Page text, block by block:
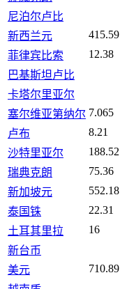
尼泊尔卢比
新西兰元
415.59
菲律宾比索
12.38
巴基斯坦卢比
卡塔尔里亚尔
塞尔维亚第纳尔 7.065
卢布
8.21
沙特里亚尔
188.52
瑞典克朗
75.36
新加坡元
552.18
泰国铢
22.31
土耳其里拉
16
新台币
美元
710.89